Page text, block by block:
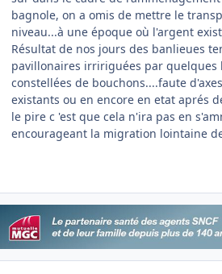
bagnole, on a omis de mettre le
niveau...à une époque où l'argent
Résultat de nos jours des banlieues
pavillonaires irririguées par quelques
constellées de bouchons....faute
existants ou en encore en etat aprés
le pire c 'est que cela n'ira pas en
encourageant la migration lointaine